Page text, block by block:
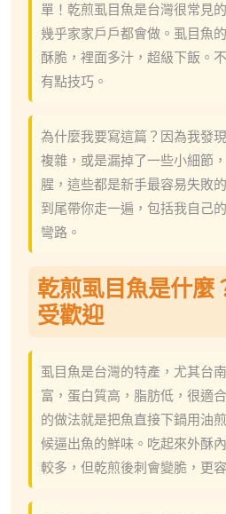
單！乾煎虱目魚是台灣很常見
幾乎家家戶戶都會做。虱目魚
酥脆，裡面多汁，超級下飯。
有點技巧。
為什麼我要寫這篇？因為我發
複雜，或是漏掉了一些小細節
腥，這些都是新手最容易失敗
到尾帶你走一遍，包括我自己
彎路。
乾煎虱目魚是什麼
受歡迎
虱目魚是台灣的特產，尤其台
富，蛋白質高，脂肪低，很適
的做法就是把魚直接下鍋用油
候逼出魚的鮮味。吃起來外酥
較多，但乾煎後刺會變脆，更